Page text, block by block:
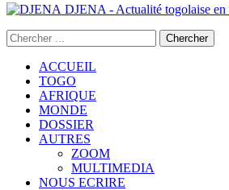
DJENA - Actualité togolaise
ACCUEIL
TOGO
AFRIQUE
MONDE
DOSSIER
AUTRES
ZOOM
MULTIMEDIA
NOUS ECRIRE